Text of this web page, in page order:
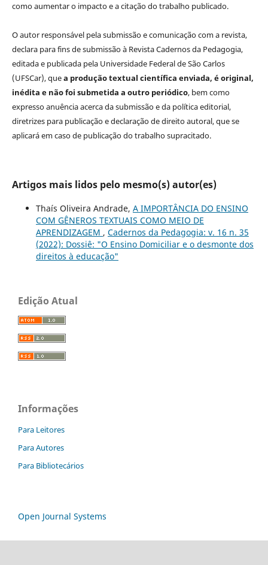
como aumentar o impacto e a citação do trabalho publicado.
O autor responsável pela submissão e comunicação com a revista,
declara para fins de submissão à Revista Cadernos da Pedagogia,
editada e publicada pela Universidade Federal de São Carlos
(UFSCar), quea produção textual científica enviada, é original,
inédita e não foi submetida a outro periódico, bem como
expresso anuência acerca da submissão e da política editorial,
diretrizes para publicação e declaração de direito autoral, que se
aplicará em caso de publicação do trabalho supracitado.
Artigos mais lidos pelo mesmo(s) autor(es)
Thaís Oliveira Andrade, A IMPORTÂNCIA DO ENSINO
COM GÊNEROS TEXTUAIS COMO MEIO DE
APRENDIZAGEM , Cadernos da Pedagogia: v. 16 n. 35
(2022): Dossiê: "O Ensino Domiciliar e o desmonte dos
direitos à educação"
Edição Atual
Informações
Para Leitores
Para Autores
Para Bibliotecários
Open Journal Systems